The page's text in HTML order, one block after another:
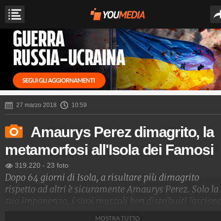
27 marzo 2018 10:59
Amaurys Perez dimagrito, la
metamorfosi all'Isola dei Famosi
319.220 - 23 foto
Dopo 64 giorni di Isola, a risultare più dimagrito
rispetto ad altri è sicuramente Amaurys Perez. Solo la
sua imponenza, i suoi muscoli ben distribuiti
MOSTRA TUTTO